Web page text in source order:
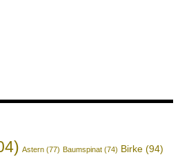
Astern (77) Baumspinat (74) Birke (94)